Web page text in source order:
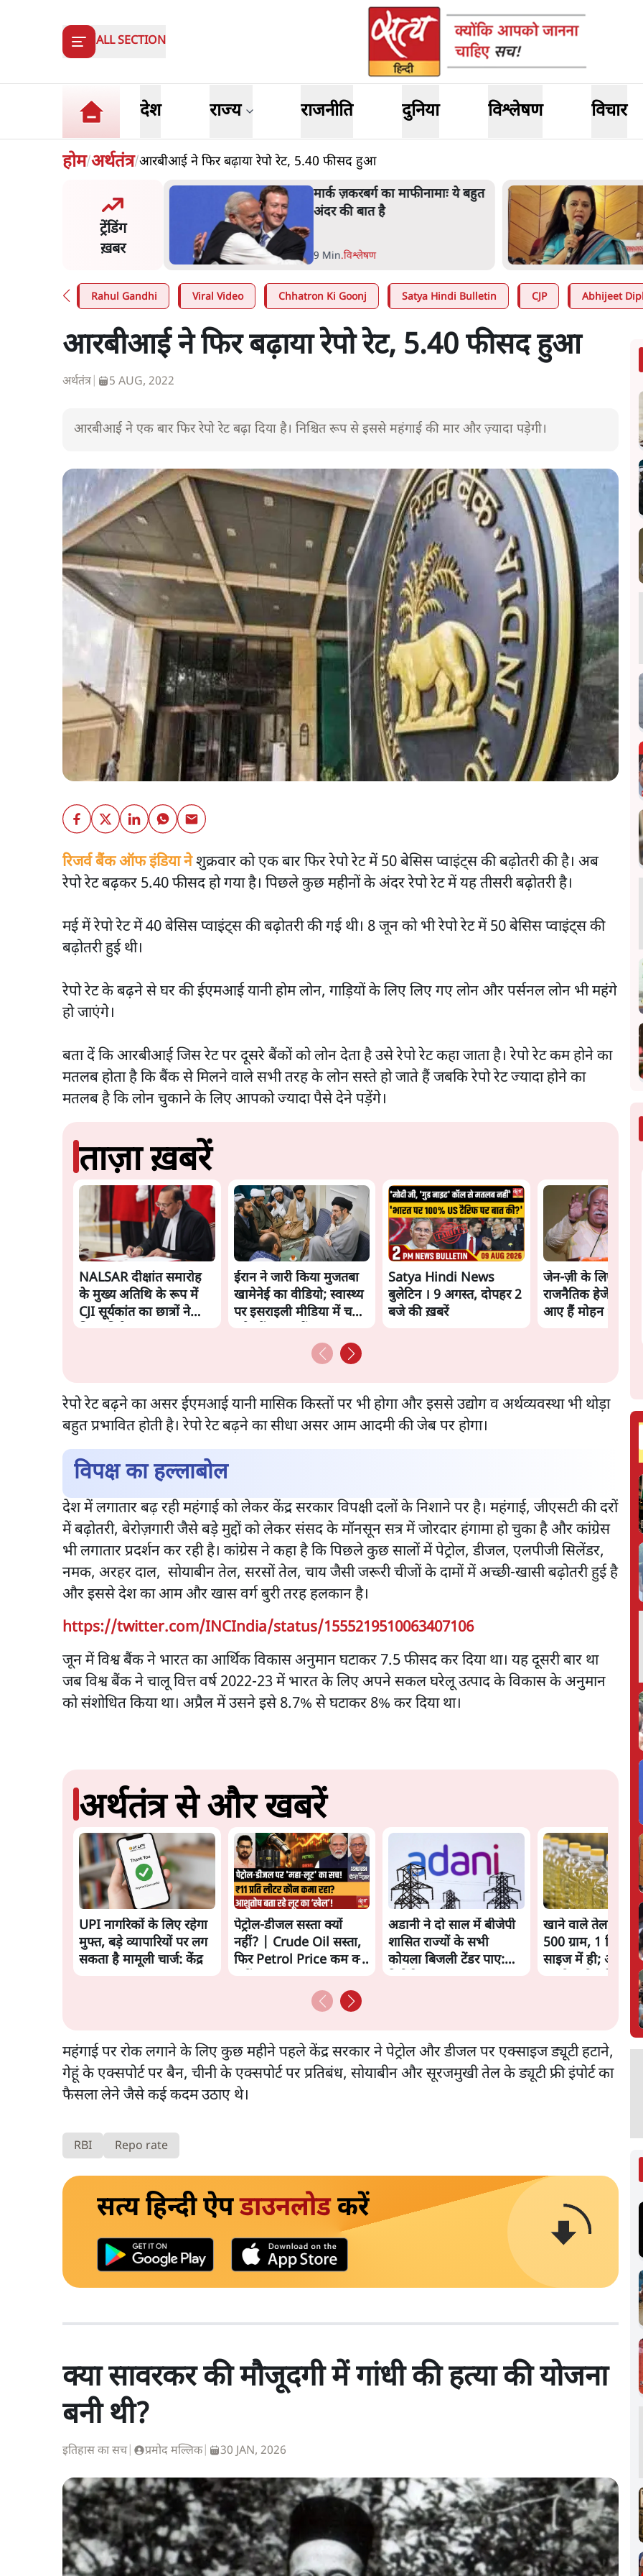
ALL SECTION
देश राज्य राजनीति दुनिया विश्लेषण विचार
होम/अर्थतंत्र/आरबीआई ने फिर बढ़ाया रेपो रेट, 5.40 फीसद हुआ
ट्रेंडिंग
ख़बर
मोदी ‘गॉडफादर’ भागवत
Z पर सलाह मानेंः अभिजीत
मार्क ज़करबर्ग का माफीनामाः ये बहुत
अंदर की बात है
9 Min.विश्लेषण
Rahul Gandhi Viral Video Chhatron Ki Goonj Satya Hindi Bulletin CJP Abhijeet
आरबीआई ने फिर बढ़ाया रेपो रेट, 5.40 फीसद हुआ
अर्थतंत्र 5 AUG, 2022
आरबीआई ने एक बार फिर रेपो रेट बढ़ा दिया है। निश्चित रूप से इससे महंगाई की मार और ज़्यादा पड़ेगी।
रिजर्व बैंक ऑफ इंडिया नेशुक्रवार को एक बार फिर रेपो रेट में 50 बेसिस प्वाइंट्स की बढ़ोतरी की है। अब
रेपो रेट बढ़कर 5.40 फीसद हो गया है। पिछले कुछ महीनों के अंदर रेपो रेट में यह तीसरी बढ़ोतरी है।
मई में रेपो रेट में 40 बेसिस प्वाइंट्स की बढ़ोतरी की गई थी। 8 जून को भी रेपो रेट में 50 बेसिस प्वाइंट्स की
बढ़ोतरी हुई थी।
रेपो रेट के बढ़ने से घर की ईएमआई यानी होम लोन, गाड़ियों के लिए लिए गए लोन और पर्सनल लोन भी महंगे
हो जाएंगे।
बता दें कि आरबीआई जिस रेट पर दूसरे बैंकों को लोन देता है उसे रेपो रेट कहा जाता है। रेपो रेट कम होने का
मतलब होता है कि बैंक से मिलने वाले सभी तरह के लोन सस्ते हो जाते हैं जबकि रेपो रेट ज्यादा होने का
मतलब है कि लोन चुकाने के लिए आपको ज्यादा पैसे देने पड़ेंगे।
ताज़ा ख़बरें
NALSAR दीक्षांत समारोह
के मुख्य अतिथि के रूप में
CJI सूर्यकांत का छात्रों ने
ईरान ने जारी किया मुजतबा
खामेनेई का वीडियो; स्वास्थ्य
पर इसराइली मीडिया में चल
Satya Hindi News
बुलेटिन । 9 अगस्त, दोपहर 2
बजे की ख़बरें
जेन-ज़ी के लिए
राजनैतिक हेजेमनी
आए हैं मोहन भागवत!
रेपो रेट बढ़ने का असर ईएमआई यानी मासिक किस्तों पर भी होगा और इससे उद्योग व अर्थव्यवस्था भी थोड़ा
बहुत प्रभावित होती है। रेपो रेट बढ़ने का सीधा असर आम आदमी की जेब पर होगा।
विपक्ष का हल्लाबोल
देश में लगातार बढ़ रही महंगाई को लेकर केंद्र सरकार विपक्षी दलों के निशाने पर है। महंगाई, जीएसटी की दरों
में बढ़ोतरी, बेरोज़गारी जैसे बड़े मुद्दों को लेकर संसद के मॉनसून सत्र में जोरदार हंगामा हो चुका है और कांग्रेस
भी लगातार प्रदर्शन कर रही है। कांग्रेस ने कहा है कि पिछले कुछ सालों में पेट्रोल, डीजल, एलपीजी सिलेंडर,
नमक, अरहर दाल, सोयाबीन तेल, सरसों तेल, चाय जैसी जरूरी चीजों के दामों में अच्छी-खासी बढ़ोतरी हुई है
और इससे देश का आम और खास वर्ग बुरी तरह हलकान है।
https://twitter.com/INCIndia/status/1555219510063407106
जून में विश्व बैंक ने भारत का आर्थिक विकास अनुमान घटाकर 7.5 फीसद कर दिया था। यह दूसरी बार था
जब विश्व बैंक ने चालू वित्त वर्ष 2022-23 में भारत के लिए अपने सकल घरेलू उत्पाद के विकास के अनुमान
को संशोधित किया था। अप्रैल में उसने इसे 8.7% से घटाकर 8% कर दिया था।
अर्थतंत्र से और खबरें
UPI नागरिकों के लिए रहेगा
मुफ्त, बड़े व्यापारियों पर लग
सकता है मामूली चार्ज: केंद्र
पेट्रोल-डीजल सस्ता क्यों
नहीं? | Crude Oil सस्ता,
फिर Petrol Price कम क्यों
अडानी ने दो साल में बीजेपी
शासित राज्यों के सभी
कोयला बिजली टेंडर पाए:
खाने वाले तेल के
500 ग्राम, 1 किलो
साइज में ही;
महंगी खरीद से बच
महंगाई पर रोक लगाने के लिए कुछ महीने पहले केंद्र सरकार ने पेट्रोल और डीजल पर एक्साइज ड्यूटी हटाने,
गेहूं के एक्सपोर्ट पर बैन, चीनी के एक्सपोर्ट पर प्रतिबंध, सोयाबीन और सूरजमुखी तेल के ड्यूटी फ्री इंपोर्ट का
फैसला लेने जैसे कई कदम उठाए थे।
RBI Repo rate
सत्य हिन्दी ऐपडाउनलोडकरें
क्या सावरकर की मौजूदगी में गांधी की हत्या की योजना
बनी थी?
इतिहास का सच| प्रमोद मल्लिक| 30 JAN, 2026